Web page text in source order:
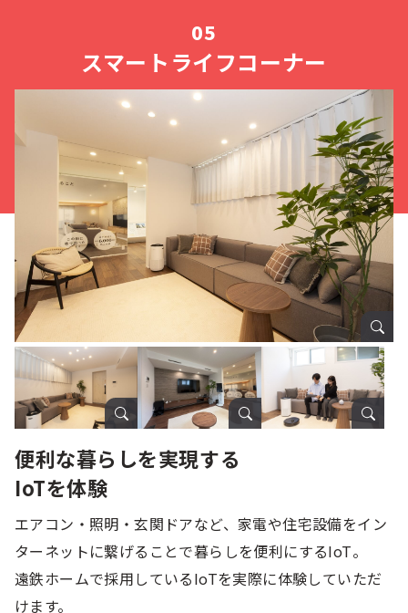
スマートライフコーナー
便利な暮らしを実現する
IoTを体験
エアコン・照明・玄関ドアなど、家電や住宅設備をイン
ターネットに繋げることで暮らしを便利にするIoT。
遠鉄ホームで採用しているIoTを実際に体験していただ
けます。